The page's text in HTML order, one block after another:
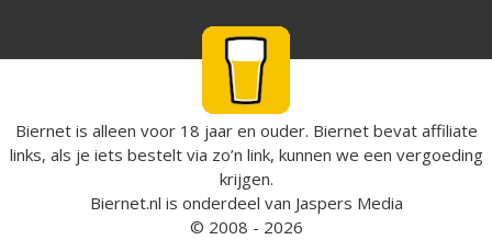
Biernet is alleen voor 18 jaar en ouder. Biernet bevat affiliate
links, als je iets bestelt via zo’n link, kunnen we een vergoeding
krijgen.
Biernet.nl is onderdeel van Jaspers Media
© 2008 - 2026